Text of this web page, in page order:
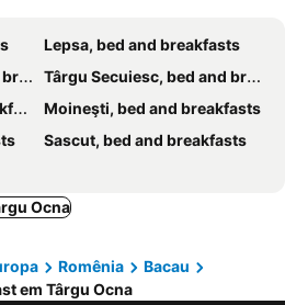
Lepsa, bed and breakfasts
Târgu Secuiesc, bed and breakfasts
Moineşti, bed and breakfasts
Sascut, bed and breakfasts
Ocna
Romênia
Bacau
em Târgu Ocna